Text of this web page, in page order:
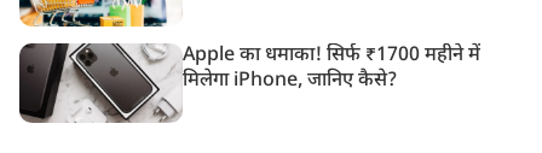
Apple का धमाका! सिर्फ ₹1700 महीने में
मिलेगा iPhone, जानिए कैसे?